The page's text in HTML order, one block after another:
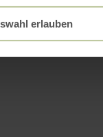
erlauben